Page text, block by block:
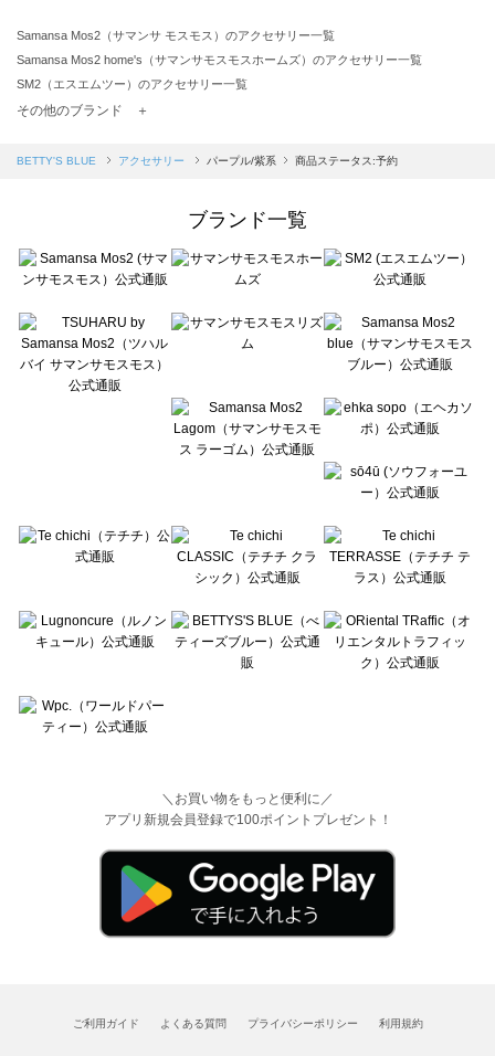
Samansa Mos2（サマンサ モスモス）のアクセサリー一覧
Samansa Mos2 home's（サマンサモスモスホームズ）のアクセサリー一覧
SM2（エスエムツー）のアクセサリー一覧
TSUHARU by Samansa Mos2（ツハルバイサマンサモスモス）のアクセサリー一覧
Samansa Mos2 blue（サマンサモスモス ブルー）のアクセサリー一覧
sō4ū（ソウフォーユー）のアクセサリー一覧
Te chichi（テチチ）のアクセサリー一覧
Te chichi CLASSIC（テチチ クラシック）のアクセサリー一覧
Lugnoncure（ルノンキュール）のアクセサリー一覧
BETTY'S BLUE（べティーズブルー）のアクセサリー一覧
Wpc.（ワールドパーティー）のアクセサリー一覧
その他のブランド ＋
BETTY'S BLUE アクセサリー パープル/紫系 商品ステータス:予約
ブランド一覧
＼お買い物をもっと便利に／
アプリ新規会員登録で100ポイントプレゼント！
ご利用ガイド よくある質問 プライバシーポリシー 利用規約